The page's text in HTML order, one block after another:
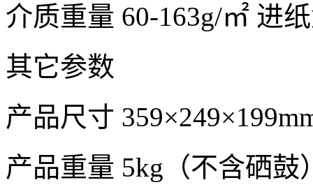
介质重量 60-163g/㎡ 进
其它参数
产品尺寸
产品重量 5kg（不含硒鼓